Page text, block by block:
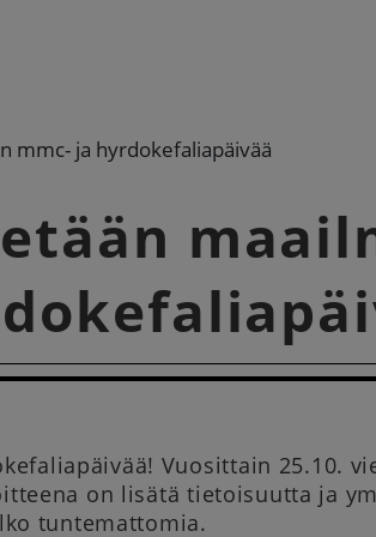
mmc- ja hyrdokefaliapäivää
Vuosittain 25.10.
on lisätä tietoisuutta ja
tuntemattomia.